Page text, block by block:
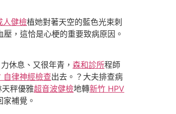
人健檢植她對著天空的藍色光束刺
，這恰是心梗的重要致病原因。
休息、又很年青， 森和診所程師
自律神經檢查出去。？大夫排查病
天秤優雅超音波健檢地轉新竹 HPV
補覺。